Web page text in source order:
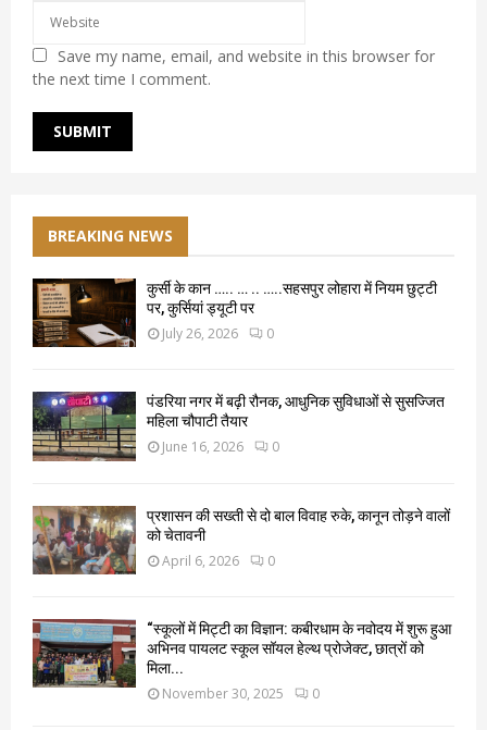
Save my name, email, and website in this browser for
the next time I comment.
BREAKING NEWS
कुर्सी के कान ….. … .. …..सहसपुर लोहारा में नियम छुट्टी
पर, कुर्सियां ड्यूटी पर
July 26, 2026 0
पंडरिया नगर में बढ़ी रौनक, आधुनिक सुविधाओं से सुसज्जित
महिला चौपाटी तैयार
June 16, 2026 0
प्रशासन की सख्ती से दो बाल विवाह रुके, कानून तोड़ने वालों
को चेतावनी
April 6, 2026 0
“स्कूलों में मिट्टी का विज्ञान: कबीरधाम के नवोदय में शुरू हुआ
अभिनव पायलट स्कूल सॉयल हेल्थ प्रोजेक्ट, छात्रों को
मिला...
November 30, 2025 0